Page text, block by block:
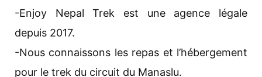
-Enjoy Nepal Trek est une agence légale
depuis 2017.
-Nous connaissons les repas et l’hébergement
pour le trek du circuit du Manaslu.